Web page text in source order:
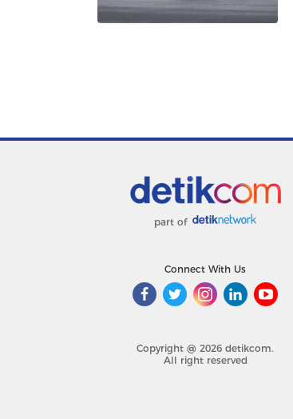
part of
Connect With Us
Copyright @ 2026 detikcom.
All right reserved